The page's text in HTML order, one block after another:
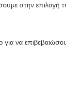
στην επιλογή
να